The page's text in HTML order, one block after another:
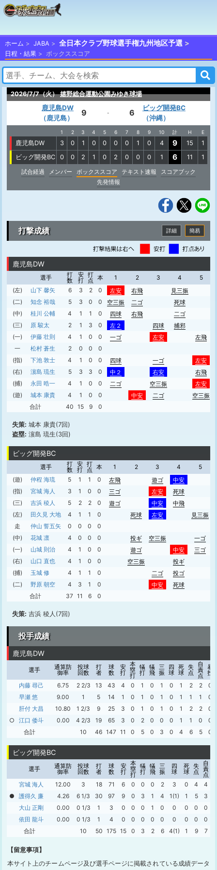
ホーム JABA 全日本クラブ野球選手権九州地区予選
日程・結果 ボックススコア
2026/7/7（火） 嬉野総合運動公園みゆき球場
鹿児島DW
（鹿児島）
9 - 6
ビッグ開発BC
（沖縄）
1 2 3 4 5 6 7 8 9 10 計 H E
鹿児島DW 3 0 1 0 0 0 0 1 0 4 9 15
1
ビッグ開発BC
0 0 2 1 0 2 0 0 0 1 6 11
1
試合経過
メンバー ボックススコア テキスト速報
スコアブック
先発情報
打撃成績 簡易
詳細
鹿児島DW
選手
打
数
安
打
打
点 本 1 2 3 4
5
(左)
山下 馨矢 6 3 2 0 左安 右飛 見三振
(二)
知念 裕哉 5 3 0 0 空三振 二ゴ 死球
(中)
桂川 公輔 4 1 1 0 四球 右飛 二ゴ
(三)
原 駿太 2 1 3 0 左２ 四球 捕邪
(一)
伊藤 壮則 4 1 0 0 一ゴ 左安 左飛
一
松村 蒼生 2 0 0
0
(指)
下池 敦士 4 1 0 0 四球 一ゴ
左安
(右)
濵島 琉生 5 3 3 0 中２ 右安
右飛
(捕)
永田 晧一 4 1 0 0 二ゴ 空三振
左安
(遊)
城本 康貴 4 1 0 0 中安 二ゴ
空三振
合計
40 15 9 0
失策: 城本 康貴(7回)
盗塁: 濵島 琉生(3回)
ビッグ開発BC
選手
打
数
安
打
打
点 本 1 2 3 4
5
(遊)
仲程 海琉 5 1 1 0 左飛 遊ゴ 中安
(指)
宮城 海人 3 1 0 0 三ゴ 左安 死球
(三)
吉浜 稜人 5 2 2 0 遊ゴ 中安 中飛
(左)
田久見 大地 4 1 1 0 死球 左安 見三振
走
仲山 誓五矢 0 0 0
0
(中)
花城 凛 4 0 0 0 投ギ 空三振
一ゴ
(一)
山城 則治 4 1 0 0 遊ゴ 中安
三ゴ
(右)
山口 直也 4 1 0 0 空三振 投ギ
(捕)
玉城 修 4 1 1 0 二ゴ 投ゴ
(二)
野原 朝空 4 3 1 0 中安 死球
合計
37 11 6 0
失策: 吉浜 稜人(7回)
投手成績
鹿児島DW
選手
通算防
御率
投球
回数
打
者
球
数
安
打
本
塁
打
犠
打
犠
飛
三
振
四
球
死
球
失
点
自
責
点
暴
投
内藤 尋己
6.75 2 2/3 13 43 4 0 1 0 1 0 1 2 2
0
早瀬 悠
9.00 1 5 14 1 0 1 0 1 0 1 1 1
0
肝付 大昌
10.80 1 2/3 9 25 3 0 1 0 1 0 1 2 2
0
○
江口 倭斗 0.00 4 2/3 19 65 3 0 2 0 0 0 1 1 0
0
合計
10 46 147 11 0 5 0 3 0 4 6 5 0
ビッグ開発BC
選手
通算防
御率
投球
回数
打
者
球
数
安
打
本
塁
打
犠
打
犠
飛
三
振
四
球
死
球
失
点
自
責
点
宮城 海人
12.00 3 18 71 6 0 0 0 2 3 0 4 4
●
護得久 廉 4.26 6 1/3 30 97 9 0 3 1 4 1(1) 1 5 3
大山 正剛
0.00 0 1/3 1 3 0 0 0 1 0 0 0 0 0
依田 龍斗
0.00 0 1/3 1 4 0 0 0 0 0 0 0 0 0
合計
10 50 175 15 0 3 2 6 4(1) 1 9 7
【留意事項】
本サイト上のチームページ及び選手ページに掲載されている成績データ